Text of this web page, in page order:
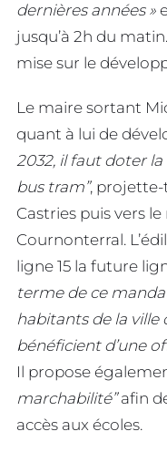
dernières années »
jusqu’à 2h du
mise sur le
Le maire sortant
quant à lui de
2032, il faut doter
bus tram”, projette-
Castries puis vers
Cournonterral.
ligne 15 la future
terme de ce
habitants de la ville
bénéficient d’une
Il propose
marchabilité”afin
accès aux écoles.